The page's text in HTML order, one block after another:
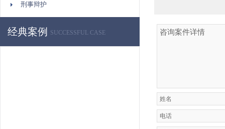
刑事辩护
经典案例 SUCCESSFUL CASE